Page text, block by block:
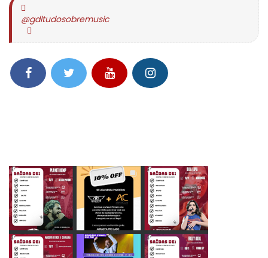
@gdltudosobremusic